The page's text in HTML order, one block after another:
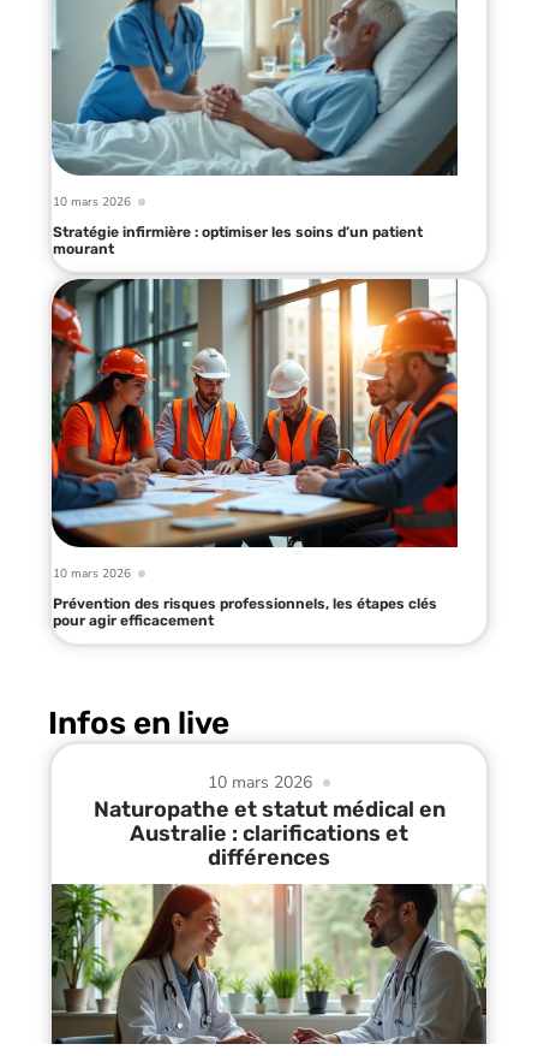
10 mars 2026
Stratégie infirmière : optimiser les soins d’un patient
mourant
10 mars 2026
Prévention des risques professionnels, les étapes clés
pour agir efficacement
Infos en live
10 mars 2026
Naturopathe et statut médical en
Australie : clarifications et
différences